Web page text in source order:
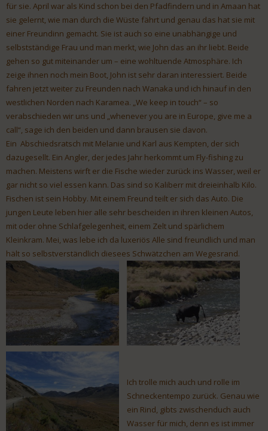
für sie. April war als Kind schon bei den Pfadfindern und in Amaan hat
sie gelernt, wie man durch die Wüste fährt und genau das hat sie mit
einer Freundinn gemacht. Sie ist auch so eine unabhängige und
selbstständige Frau und man merkt, wie John das an ihr liebt. Beide
gehen so gut miteinander um – eine wohltuende Atmosphäre. Ich
zeige ihnen noch mein Boot, John ist sehr daran interessiert. Beide
fahren jetzt weiter zu Freunden nach Wanaka und ich hinauf in den
westlichen Norden nach Karamea. „We keep in touch“ – so
verabschieden wir uns und „whenever you are in Europe, give me a
call“, sage ich den beiden und dann brausen sie davon.
Ein Abschiedsratsch mit Melanie und Karl aus Kempten, der sich
dazugesellt. Ein Angler, der jedes Jahr herkommt um Fly-fishing zu
machen. Meistens wirft er die Fische wieder zurück ins Wasser, weil er
gar nicht so viel essen kann. Das sind so Kaliberr mit dreieinhalb Kilo.
Fischen ist sein Hobby. Mit einem Freund teilt er sich das Auto. Die
jungen Leute leben hier alle sehr bescheiden in ihren kleinen Autos,
mit oder ohne Schlafgelegenheit, einem Zelt und spärlichem
Kleinkram. Mei, was lebe ich da luxeriös Alle sind freundlich und man
hält so selbstverständlich diesees Schwätzchen am Wegesrand.
Ich trolle mich auch und rolle im
Schneckentempo zurück. Genau wie
ein Rind, gibts zwischenduch auch
Wasser für mich, denn es ist immer